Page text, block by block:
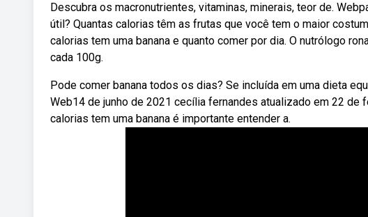
Descubra os macronutrientes, vitaminas, minerais, teor de.
útil? Quantas calorias têm as frutas que você tem o maior
calorias tem uma banana e quanto comer por dia. O nutrólogo
cada 100g.
Pode comer banana todos os dias? Se incluída em uma dieta
Web14 de junho de 2021 cecília fernandes atualizado em 22 de
calorias tem uma banana é importante entender a.